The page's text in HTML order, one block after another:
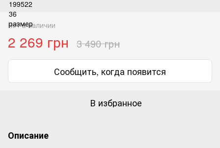
Нет в наличии
2 269 грн 3 490 грн
Сообщить, когда появится
В избранное
Описание